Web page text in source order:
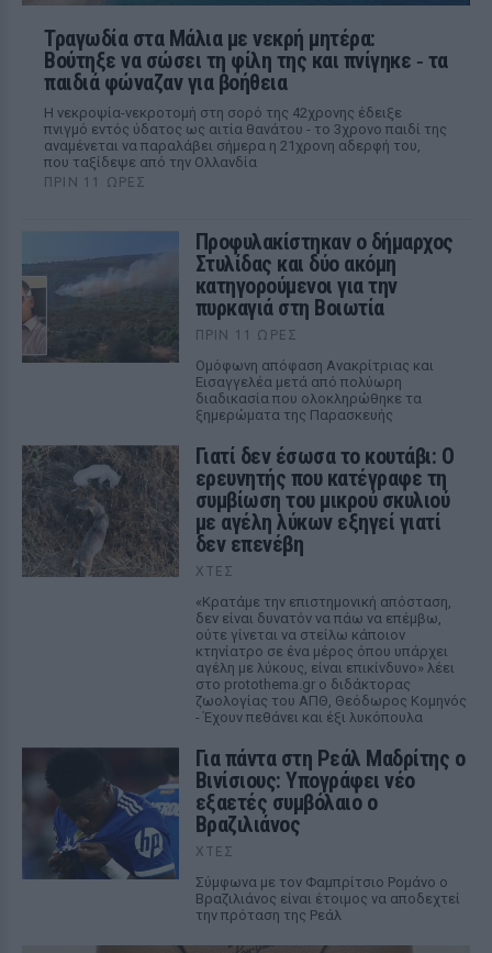
Τραγωδία στα Μάλια με νεκρή μητέρα:
Βούτηξε να σώσει τη φίλη της και πνίγηκε ‑ τα
παιδιά φώναζαν για βοήθεια
Η νεκροψία-νεκροτομή στη σορό της 42χρονης έδειξε
πνιγμό εντός ύδατος ως αιτία θανάτου - το 3χρονο παιδί της
αναμένεται να παραλάβει σήμερα η 21χρονη αδερφή του,
που ταξίδεψε από την Ολλανδία
ΠΡΙΝ 11 ΏΡΕΣ
Προφυλακίστηκαν ο δήμαρχος
Στυλίδας και δύο ακόμη
κατηγορούμενοι για την
πυρκαγιά στη Βοιωτία
ΠΡΙΝ 11 ΏΡΕΣ
Ομόφωνη απόφαση Ανακρίτριας και
Εισαγγελέα μετά από πολύωρη
διαδικασία που ολοκληρώθηκε τα
ξημερώματα της Παρασκευής
Γιατί δεν έσωσα το κουτάβι: Ο
ερευνητής που κατέγραφε τη
συμβίωση του μικρού σκυλιού
με αγέλη λύκων εξηγεί γιατί
δεν επενέβη
ΧΤΕΣ
«Κρατάμε την επιστημονική απόσταση,
δεν είναι δυνατόν να πάω να επέμβω,
ούτε γίνεται να στείλω κάποιον
κτηνίατρο σε ένα μέρος όπου υπάρχει
αγέλη με λύκους, είναι επικίνδυνο» λέει
στο protothema.gr ο διδάκτορας
ζωολογίας του ΑΠΘ, Θεόδωρος Κομηνός
- Έχουν πεθάνει και έξι λυκόπουλα
Για πάντα στη Ρεάλ Μαδρίτης ο
Βινίσιους: Υπογράφει νέο
εξαετές συμβόλαιο ο
Βραζιλιάνος
ΧΤΕΣ
Σύμφωνα με τον Φαμπρίτσιο Ρομάνο ο
Βραζιλιάνος είναι έτοιμος να αποδεχτεί
την πρόταση της Ρεάλ